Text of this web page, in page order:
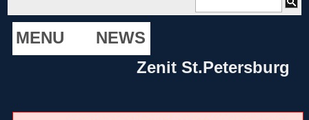
MENU
NEWS
Zenit St.Petersburg